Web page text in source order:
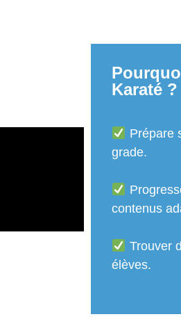
Karaté ?
Prépare
grade.
contenus
Trouver
élèves.